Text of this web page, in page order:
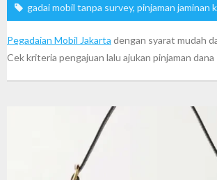
gadai mobil tanpa survey, pinjaman jaminan
Pegadaian Mobil Jakarta dengan syarat mudah
Cek kriteria pengajuan lalu ajukan pinjaman dana